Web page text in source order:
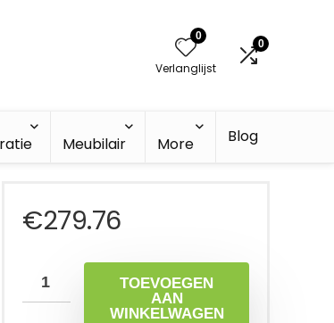
0
Verlanglijst
0
Meubilair More Blog
€279.76
TOEVOEGEN
AAN
WINKELWAGEN